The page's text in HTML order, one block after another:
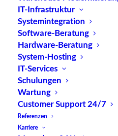
IT-Infrastruktur
Systemintegration
Software-Beratung
Hardware-Beratung
System-Hosting
IT-Services
Schulungen
Wartung
Customer Support 24/7
Referenzen
Karriere
physische Handlungen
Logistik und
entscheidenderBedeutung
Die Verwendung von
Absatzrealisierung
Steuerung und Anpassung
Insbesondere in
Produktionsumgebungen
beitragen, den